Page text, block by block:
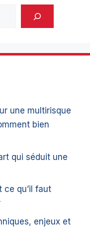
une multirisque
bien
qui séduit une
ce qu’il faut
enjeux et